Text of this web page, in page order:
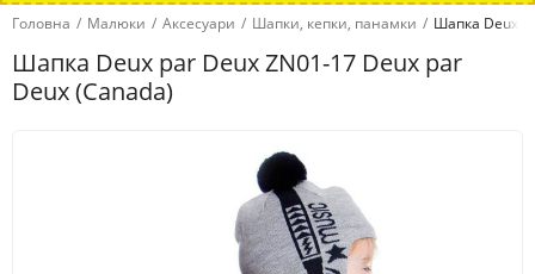
Головна / Малюки / Аксесуари / Шапки, кепки, панамки / Шапка Deux
Шапка Deux par Deux ZN01-17 Deux par
Deux (Canada)